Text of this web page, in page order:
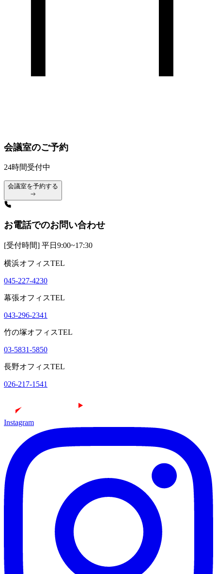
会議室のご予約
24時間受付中
会議室を予約する
お電話でのお問い合わせ
[受付時間] 平日9:00~17:30
横浜オフィスTEL
045-227-4230
幕張オフィスTEL
043-296-2341
竹の塚オフィスTEL
03-5831-5850
長野オフィスTEL
026-217-1541
Instagram